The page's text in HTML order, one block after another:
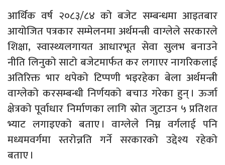
आर्थिक वर्ष २०८३/८४ को बजेट सम्बन्धमा आइतबार
आयोजित पत्रकार सम्मेलनमा अर्थमन्त्री वाग्लेले सरकारले
शिक्षा, स्वास्थ्यलगायत आधारभूत सेवा सुलभ बनाउने
नीति लिनुको साटो बजेटमार्फत कर लगाएर नागरिकलाई
अतिरिक्त भार थपेको टिप्पणी भइरहेका बेला अर्थमन्त्री
वाग्लेको करसम्बन्धी निर्णयको बचाउ गरेका हुन् । ऊर्जा
क्षेत्रको पूर्वाधार निर्माणका लागि स्रोत जुटाउन ५ प्रतिशत
भ्याट लगाइएको बताए । वाग्लेले निम्न वर्गलाई पनि
मध्यमवर्गमा स्तरोन्नति गर्ने सरकारको उद्देश्य रहेको
बताए ।